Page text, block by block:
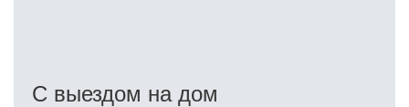
С выездом на дом